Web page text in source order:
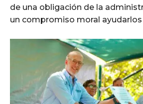
de una obligación de la
un compromiso moral ayudarlos